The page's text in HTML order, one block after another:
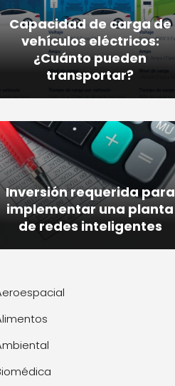
Capacidad de carga de
vehículos eléctricos:
¿Cuánto pueden
transportar?
Inversión requerida para
implementar una planta
de redes inteligentes